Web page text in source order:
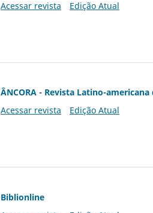
Acessar revista
Edição Atual
ÂNCORA - Revista Latino-
Acessar revista
Edição Atual
Biblionline